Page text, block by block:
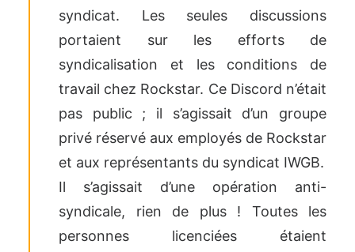
syndicat. Les seules discussions
portaient sur les efforts de
syndicalisation et les conditions de
travail chez Rockstar. Ce Discord n’était
pas public ; il s’agissait d’un groupe
privé réservé aux employés de Rockstar
et aux représentants du syndicat IWGB.
Il s’agissait d’une opération anti-
syndicale, rien de plus ! Toutes les
personnes licenciées étaient